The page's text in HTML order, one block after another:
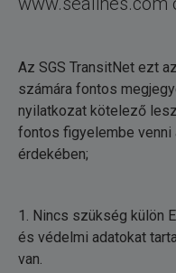
Az SGS TransitNet ezt
számára fontos
nyilatkozat kötelező
fontos figyelembe
érdekében;
1. Nincs szükség külön
és védelmi adatokat
van.